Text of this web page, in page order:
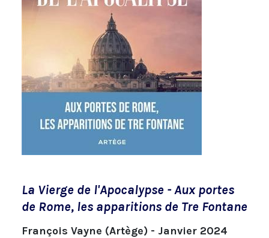
La Vierge de l'Apocalypse - Aux portes
de Rome, les apparitions de Tre Fontane
François Vayne (Artège) - Janvier 2024